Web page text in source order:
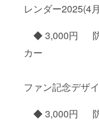
レンダー2025(4
◆ 3,000円 防
カー
「ク
ファン記念デザイ
◆ 3,000円 防